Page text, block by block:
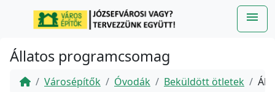
Ugrás a fő tartalomra
menu
Állatos programcsomag
Városépítők Óvodák Beküldött ötletek